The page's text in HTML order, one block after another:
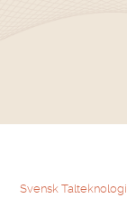
Svensk Talteknologi